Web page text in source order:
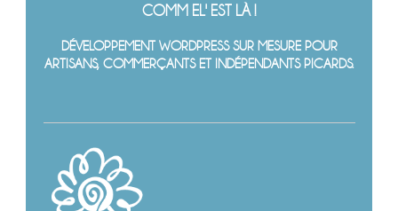
COMM EL' EST LÀ !
DÉVELOPPEMENT WORDPRESS SUR MESURE POUR
ARTISANS, COMMERÇANTS ET INDÉPENDANTS PICARDS.